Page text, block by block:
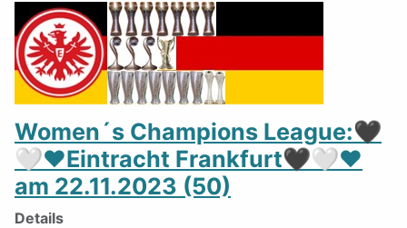
Women´s Champions League:🖤
🤍❤️Eintracht Frankfurt🖤🤍❤️
am 22.11.2023 (50)
Details